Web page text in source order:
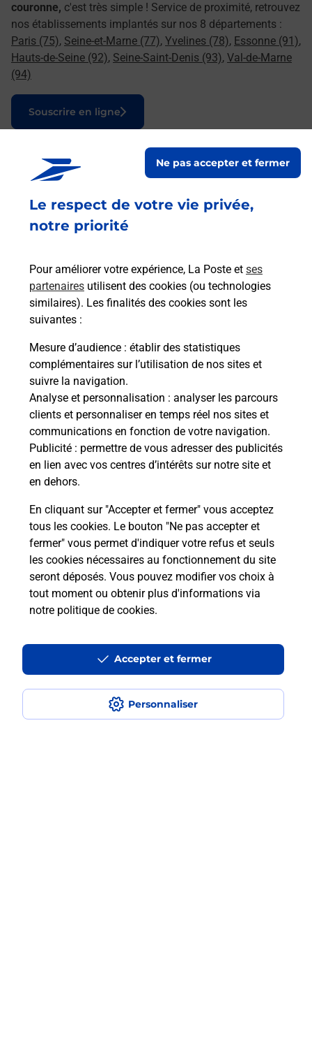
Le respect de votre vie privée,
notre priorité
Pour améliorer votre expérience, La Poste et ses
partenaires utilisent des cookies (ou technologies
similaires). Les finalités des cookies sont les
suivantes :
Mesure d’audience : établir des statistiques
complémentaires sur l’utilisation de nos sites et
suivre la navigation.
Analyse et personnalisation : analyser les parcours
clients et personnaliser en temps réel nos sites et
communications en fonction de votre navigation.
Publicité : permettre de vous adresser des publicités
en lien avec vos centres d’intérêts sur notre site et
en dehors.
En cliquant sur "Accepter et fermer" vous acceptez
tous les cookies. Le bouton "Ne pas accepter et
fermer" vous permet d'indiquer votre refus et seuls
les cookies nécessaires au fonctionnement du site
seront déposés. Vous pouvez modifier vos choix à
tout moment ou obtenir plus d'informations via
notre politique de cookies.
Personnaliser
Ne pas accepter et fermer
Accepter et fermer
couronne, c'est très simple ! Service de proximité, retrouvez
nos établissements implantés sur nos 8 départements :
Paris (75), Seine-et-Marne (77), Yvelines (78), Essonne (91),
Hauts-de-Seine (92), Seine-Saint-Denis (93), Val-de-Marne
(94)
Souscrire en ligne
Le lien s'ouvre dans un nouvel onglet
Services
En savoir plus
Envoyer un colis
Vous souhaitez envoyer un colis depuis :
BOULOGNE BILLANCOURT H DE VILLE (92100) ?
Découvrez toutes les solutions proposées par La
Poste.
En savoir plus
Questions fréquemment posées
médaillon d’alarme qu’est ce que
Comment fonctionne la
téléassistance classique ?